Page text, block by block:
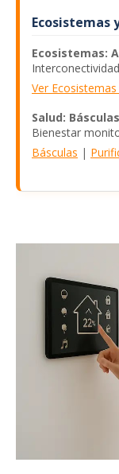
Ecosistemas
Ecosistemas:
Ver
Salud:
Bienestar
Básculas |